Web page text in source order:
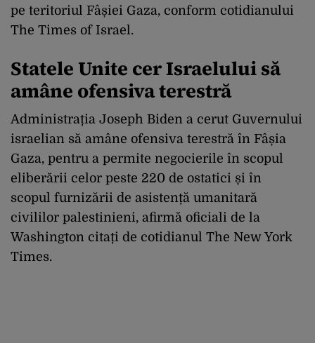
pe teritoriul Fâșiei Gaza, conform cotidianului
The Times of Israel.
Statele Unite cer Israelului să
amâne ofensiva terestră
Administrația Joseph Biden a cerut Guvernului
israelian să amâne ofensiva terestră în Fâșia
Gaza, pentru a permite negocierile în scopul
eliberării celor peste 220 de ostatici și în
scopul furnizării de asistență umanitară
civililor palestinieni, afirmă oficiali de la
Washington citați de cotidianul The New York
Times.